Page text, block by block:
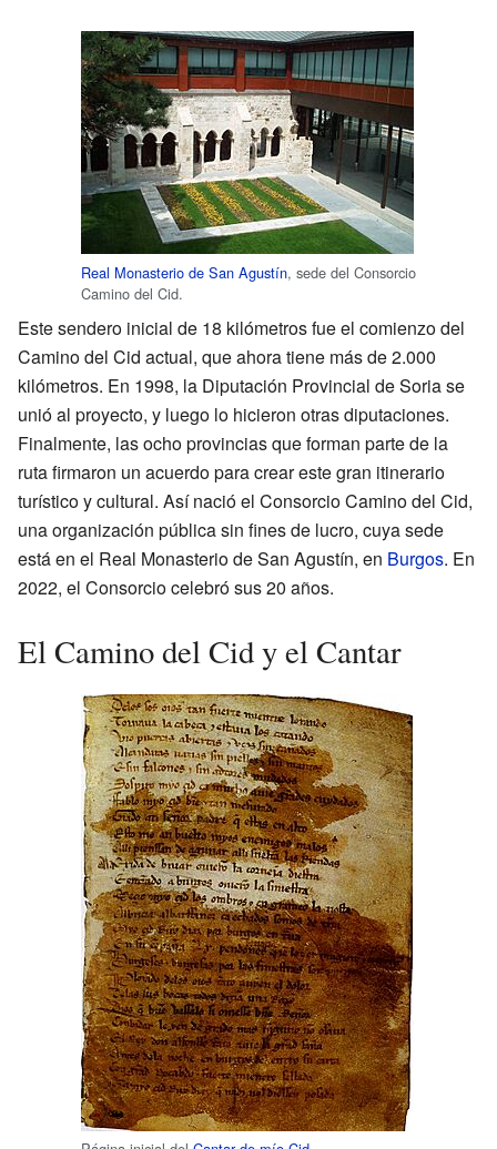
Real Monasterio de San Agustín, sede del Consorcio
Camino del Cid.
Este sendero inicial de 18 kilómetros fue el comienzo del
Camino del Cid actual, que ahora tiene más de 2.000
kilómetros. En 1998, la Diputación Provincial de Soria se
unió al proyecto, y luego lo hicieron otras diputaciones.
Finalmente, las ocho provincias que forman parte de la
ruta firmaron un acuerdo para crear este gran itinerario
turístico y cultural. Así nació el Consorcio Camino del Cid,
una organización pública sin fines de lucro, cuya sede
está en el Real Monasterio de San Agustín, en Burgos. En
2022, el Consorcio celebró sus 20 años.
El Camino del Cid y el Cantar